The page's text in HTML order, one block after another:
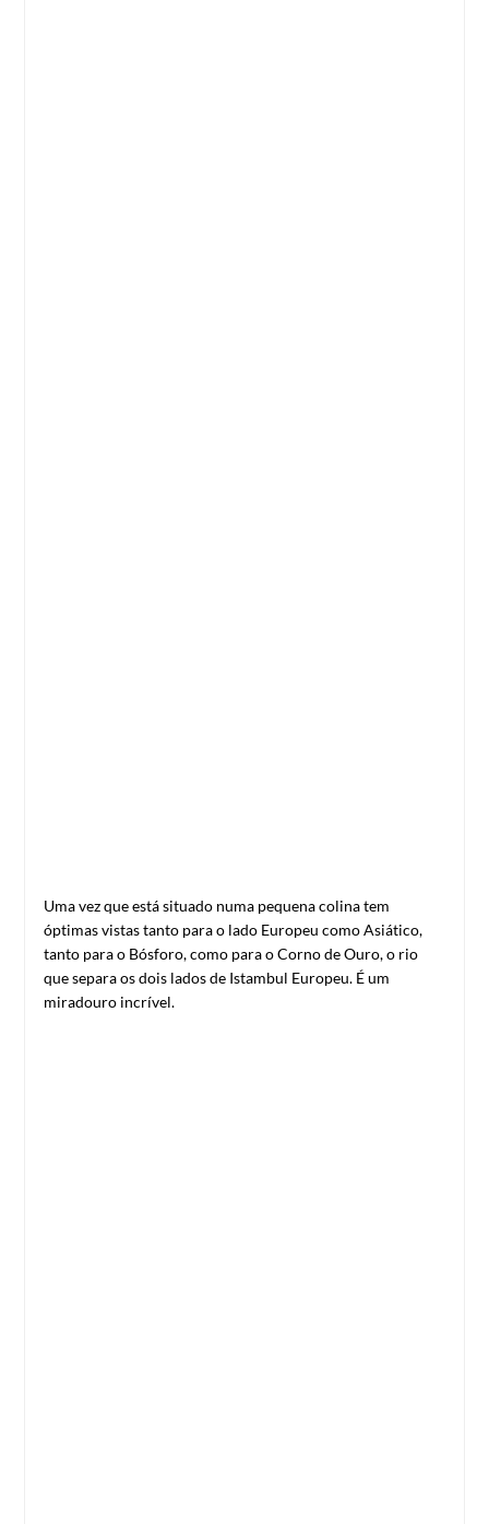
Uma vez que está situado numa pequena colina tem
óptimas vistas tanto para o lado Europeu como Asiático,
tanto para o Bósforo, como para o Corno de Ouro, o rio
que separa os dois lados de Istambul Europeu. É um
miradouro incrível.